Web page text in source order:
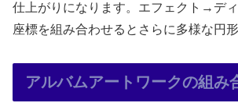
仕上がりになります。エフェクト→デ
座標を組み合わせるとさらに多様な円
アルバムアートワークの組み